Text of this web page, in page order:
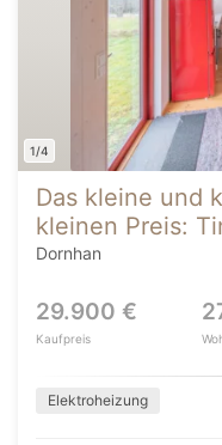
1/4
Das kleine und
kleinen Preis:
Dornhan
29.900 €
Kaufpreis
Elektroheizung